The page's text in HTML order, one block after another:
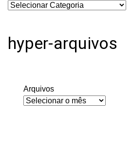
hyper-arquivos
Arquivos